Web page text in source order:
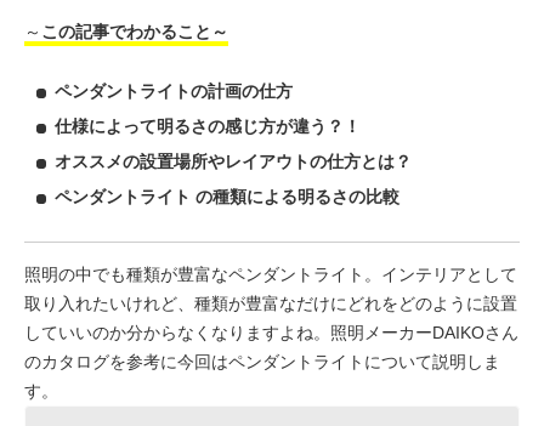
～ この記事でわかること～
ペンダントライトの計画の仕方
仕様によって明るさの感じ方が違う？！
オススメの設置場所やレイアウトの仕方とは？
ペンダントライト の種類による明るさの比較
照明の中でも種類が豊富なペンダントライト。インテリアとして
取り入れたいけれど、種類が豊富なだけにどれをどのように設置
していいのか分からなくなりますよね。照明メーカーDAIKOさん
のカタログを参考に今回はペンダントライトについて説明しま
す。